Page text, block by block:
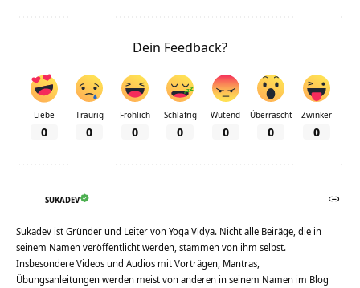
Dein Feedback?
Liebe
0
Traurig
0
Fröhlich
0
Schläfrig
0
Wütend
0
Überrascht
0
Zwinker
0
SUKADEV
Sukadev ist Gründer und Leiter von Yoga Vidya. Nicht alle Beiräge, die in
seinem Namen veröffentlicht werden, stammen von ihm selbst.
Insbesondere Videos und Audios mit Vorträgen, Mantras,
Übungsanleitungen werden meist von anderen in seinem Namen im Blog